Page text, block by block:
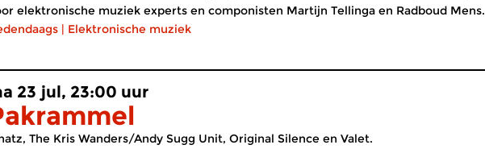
elektronische muziek experts en componisten Martijn Tellinga en Radboud Mens.
| Elektronische muziek
23 jul, 23:00 uur
The Kris Wanders/Andy Sugg Unit, Original Silence en Valet.